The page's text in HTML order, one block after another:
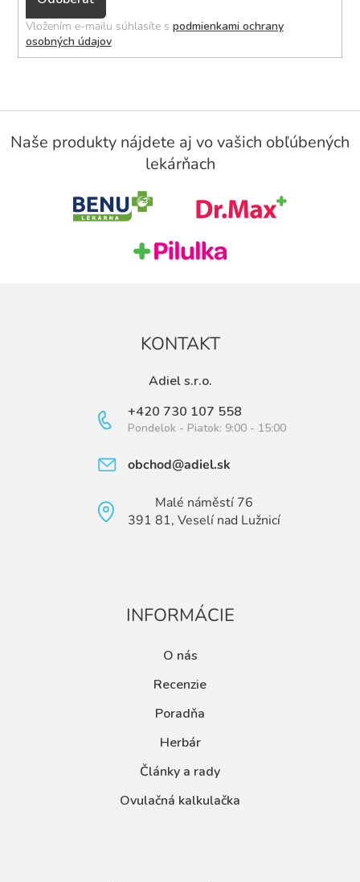
se
Vložením e-mailu súhlasíte s podmienkami ochrany
osobných údajov
Naše produkty nájdete aj vo vašich obľúbených
lekárňach
KONTAKT
Adiel s.r.o.
+420 730 107 558
Pondelok - Piatok: 9:00 - 15:00
obchod@adiel.sk
Malé náměstí 76
391 81, Veselí nad Lužnicí
INFORMÁCIE
O nás
Recenzie
Poradňa
Herbár
Články a rady
Ovulačná kalkulačka